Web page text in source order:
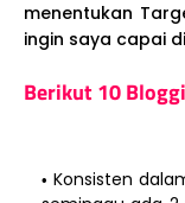
menentukan
ingin saya capai
Berikut 10
Konsisten